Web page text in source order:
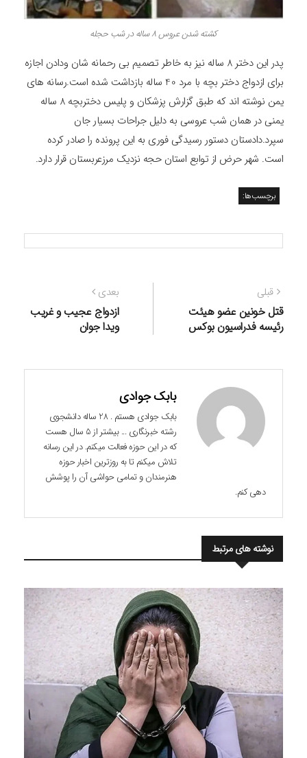
کشته شدن عروس 8 ساله در شب حجله
پدر این دختر 8 ساله نیز به خاطر تصمیم بی رحمانه شان ودادن اجازه
برای ازدواج دختر بچه با مرد 40 ساله بازداشت شده است.رسانه های
یمن نوشته اند که طبق گزارش پزشکان و پلیس دختربچه 8 ساله
یمنی در همان شب عروسی به دلیل جراحات بسیار جان
سپرد.دادستان دستور رسیدگی فوری به این پرونده را صادر کرده
است. شهر حرض از توابع استان حجه نزدیک مرزعربستان قرار دارد.
برچسب‌ها:
راهبری
نوشته
قبلی
قبلی:
قتل خونین عضو هیئت
رئیسه فدراسیون بوکس
بعدی
بعدی:
ازدواج عجیب و غریب
ویدا جوان
بابک جوادی
بابک جوادی هستم . 28 ساله دانشجوی
رشته خبرنگاری ... بیشتر از 5 سال هست
که در این حوزه فعالت میکنم. در این رسانه
تلاش میکنم تا به روزترین اخبار حوزه
هنرمندان و تمامی حواشی آن را پوشش
دهی کنم.
نوشته های مرتبط